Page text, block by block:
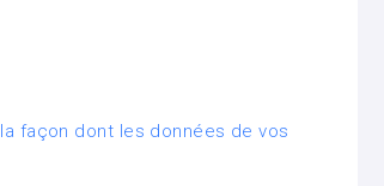
façon dont les données de vos